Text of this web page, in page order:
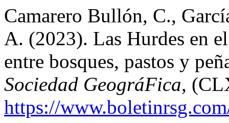
Camarero Bullón, C.,
A. (2023). Las Hurdes en
entre bosques, pastos y
Sociedad GeográFica,
https://